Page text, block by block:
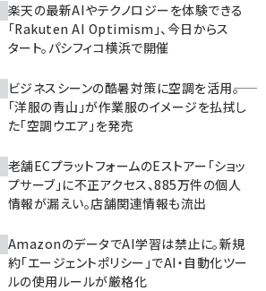
楽天の最新AIやテクノロジーを体験できる
「Rakuten AI Optimism」、今日からス
タート。パシフィコ横浜で開催
ビジネスシーンの酷暑対策に空調を活用――。
「洋服の青山」が作業服のイメージを払拭し
た「空調ウエア」を発売
老舗ECプラットフォームのEストアー「ショッ
プサーブ」に不正アクセス、885万件の個人
情報が漏えい。店舗関連情報も流出
AmazonのデータでAI学習は禁止に。新規
約「エージェントポリシー」でAI・自動化ツー
ルの使用ルールが厳格化